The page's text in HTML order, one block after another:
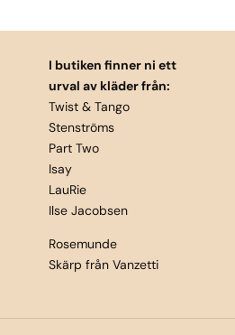
har
flera
varianter.
I butiken finner ni ett
urval av kläder från:
Twist & Tango
Stenströms
Part Two
Isay
LauRie
Ilse Jacobsen
Rosemunde
Skärp från Vanzetti